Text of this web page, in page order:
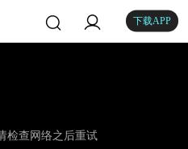
下载APP
检查网络之后重试